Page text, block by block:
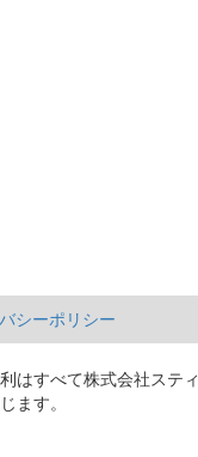
シーポリシー
はすべて株式会社ステ
ます。